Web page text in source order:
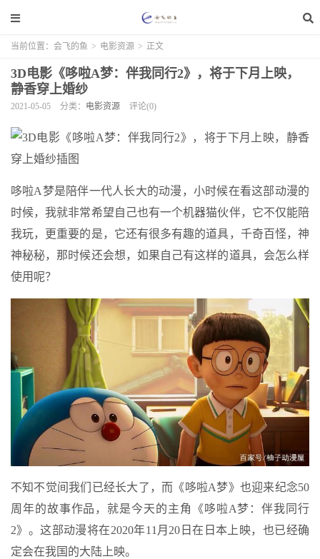
当前位置： 会飞的鱼 > 电影资源 > 正文
3D电影《哆啦A梦：伴我同行2》，将于下月上映，
静香穿上婚纱
2021-05-05 分类： 电影资源 评论(0)
哆啦A梦是陪伴一代人长大的动漫，小时候在看这部动漫的
时候，我就非常希望自己也有一个机器猫伙伴，它不仅能陪
我玩，更重要的是，它还有很多有趣的道具，千奇百怪，神
神秘秘，那时候还会想，如果自己有这样的道具，会怎么样
使用呢？
不知不觉间我们已经长大了，而《哆啦A梦》也迎来纪念50
周年的故事作品，就是今天的主角《哆啦A梦：伴我同行
2》。这部动漫将在2020年11月20日在日本上映，也已经确
定会在我国的大陆上映。